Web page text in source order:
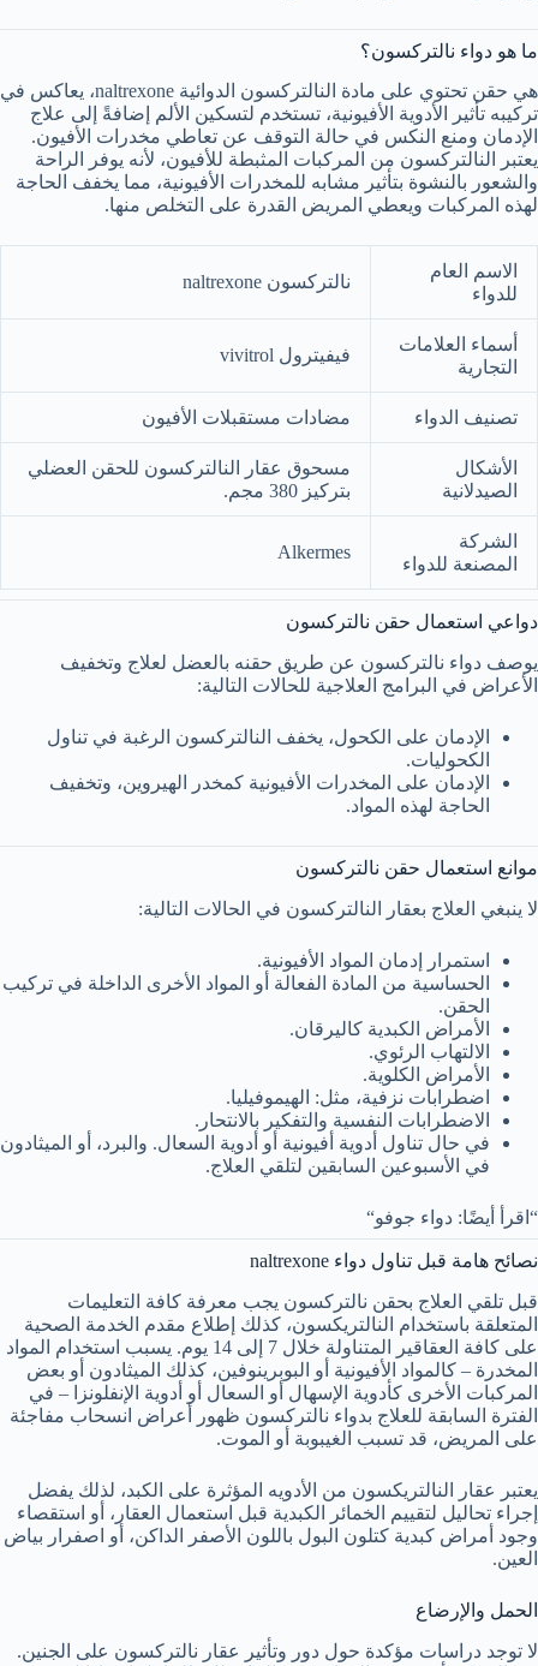
ما هو دواء نالتركسون؟
هي حقن تحتوي على مادة النالتركسون الدوائية naltrexone، يعاكس في
تركيبه تأثير الأدوية الأفيونية، تستخدم لتسكين الألم إضافةً إلى علاج
الإدمان ومنع النكس في حالة التوقف عن تعاطي مخدرات الأفيون.
يعتبر النالتركسون من المركبات المثبطة للأفيون، لأنه يوفر الراحة
والشعور بالنشوة بتأثير مشابه للمخدرات الأفيونية، مما يخفف الحاجة
لهذه المركبات ويعطي المريض القدرة على التخلص منها.
الاسم العام
للدواء
نالتركسون naltrexone
أسماء العلامات
التجارية
فيفيترول vivitrol
تصنيف الدواء مضادات مستقبلات الأفيون
الأشكال
الصيدلانية
مسحوق عقار النالتركسون للحقن العضلي
بتركيز 380 مجم.
الشركة
المصنعة للدواء
Alkermes
دواعي استعمال حقن نالتركسون
يوصف دواء نالتركسون عن طريق حقنه بالعضل لعلاج وتخفيف
الأعراض في البرامج العلاجية للحالات التالية:
الإدمان على الكحول، يخفف النالتركسون الرغبة في تناول
الكحوليات.
الإدمان على المخدرات الأفيونية كمخدر الهيروين، وتخفيف
الحاجة لهذه المواد.
موانع استعمال حقن نالتركسون
لا ينبغي العلاج بعقار النالتركسون في الحالات التالية:
استمرار إدمان المواد الأفيونية.
الحساسية من المادة الفعالة أو المواد الأخرى الداخلة في تركيب
الحقن.
الأمراض الكبدية كاليرقان.
الالتهاب الرئوي.
الأمراض الكلوية.
اضطرابات نزفية، مثل: الهيموفيليا.
الاضطرابات النفسية والتفكير بالانتحار.
في حال تناول أدوية أفيونية أو أدوية السعال. والبرد، أو الميثادون
في الأسبوعين السابقين لتلقي العلاج.
“اقرأ أيضًا: دواء جوفو“
نصائح هامة قبل تناول دواء naltrexone
قبل تلقي العلاج بحقن نالتركسون يجب معرفة كافة التعليمات
المتعلقة باستخدام النالتريكسون، كذلك إطلاع مقدم الخدمة الصحية
على كافة العقاقير المتناولة خلال 7 إلى 14 يوم. يسبب استخدام المواد
المخدرة – كالمواد الأفيونية أو البوبرينوفين، كذلك الميثادون أو بعض
المركبات الأخرى كأدوية الإسهال أو السعال أو أدوية الإنفلونزا – في
الفترة السابقة للعلاج بدواء نالتركسون ظهور أعراض انسحاب مفاجئة
على المريض، قد تسبب الغيبوبة أو الموت.
يعتبر عقار النالتريكسون من الأدويه المؤثرة على الكبد، لذلك يفضل
إجراء تحاليل لتقييم الخمائر الكبدية قبل استعمال العقار، أو استقصاء
وجود أمراض كبدية كتلون البول باللون الأصفر الداكن، أو اصفرار بياض
العين.
الحمل والإرضاع
لا توجد دراسات مؤكدة حول دور وتأثير عقار نالتركسون على الجنين.